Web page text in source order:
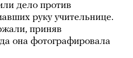
дело против
руку учительнице.
приняв
она фотографировала